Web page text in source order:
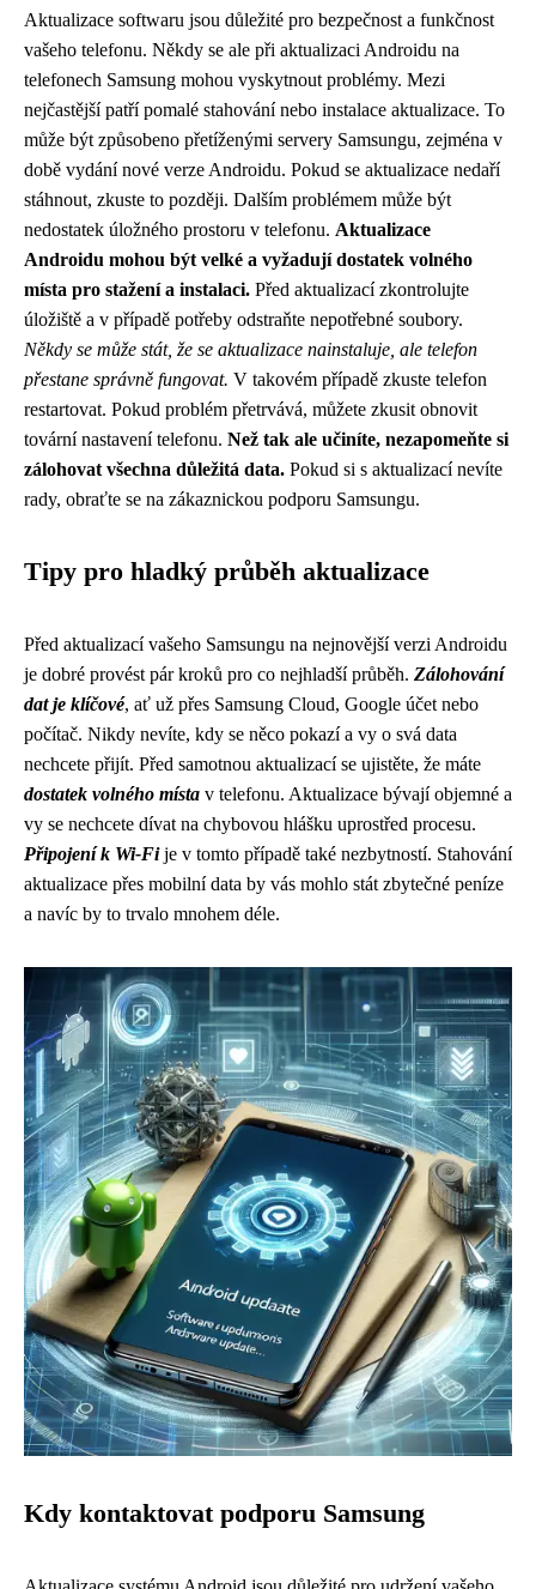
Aktualizace softwaru jsou důležité pro bezpečnost a funkčnost
vašeho telefonu. Někdy se ale při aktualizaci Androidu na
telefonech Samsung mohou vyskytnout problémy. Mezi
nejčastější patří pomalé stahování nebo instalace aktualizace. To
může být způsobeno přetíženými servery Samsungu, zejména v
době vydání nové verze Androidu. Pokud se aktualizace nedaří
stáhnout, zkuste to později. Dalším problémem může být
nedostatek úložného prostoru v telefonu. Aktualizace
Androidu mohou být velké a vyžadují dostatek volného
místa pro stažení a instalaci. Před aktualizací zkontrolujte
úložiště a v případě potřeby odstraňte nepotřebné soubory.
Někdy se může stát, že se aktualizace nainstaluje, ale telefon
přestane správně fungovat. V takovém případě zkuste telefon
restartovat. Pokud problém přetrvává, můžete zkusit obnovit
tovární nastavení telefonu. Než tak ale učiníte, nezapomeňte si
zálohovat všechna důležitá data. Pokud si s aktualizací nevíte
rady, obraťte se na zákaznickou podporu Samsungu.
Tipy pro hladký průběh aktualizace
Před aktualizací vašeho Samsungu na nejnovější verzi Androidu
je dobré provést pár kroků pro co nejhladší průběh. Zálohování
dat je klíčové, ať už přes Samsung Cloud, Google účet nebo
počítač. Nikdy nevíte, kdy se něco pokazí a vy o svá data
nechcete přijít. Před samotnou aktualizací se ujistěte, že máte
dostatek volného místa v telefonu. Aktualizace bývají objemné a
vy se nechcete dívat na chybovou hlášku uprostřed procesu.
Připojení k Wi-Fije v tomto případě také nezbytností. Stahování
aktualizace přes mobilní data by vás mohlo stát zbytečné peníze
a navíc by to trvalo mnohem déle.
Kdy kontaktovat podporu Samsung